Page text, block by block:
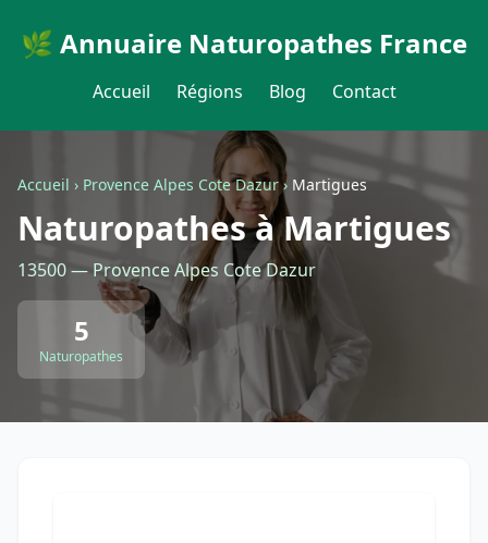
🌿 Annuaire Naturopathes France
Accueil Régions Blog Contact
Accueil › Provence Alpes Cote Dazur› Martigues
Naturopathes à Martigues
13500 — Provence Alpes Cote Dazur
5
Naturopathes